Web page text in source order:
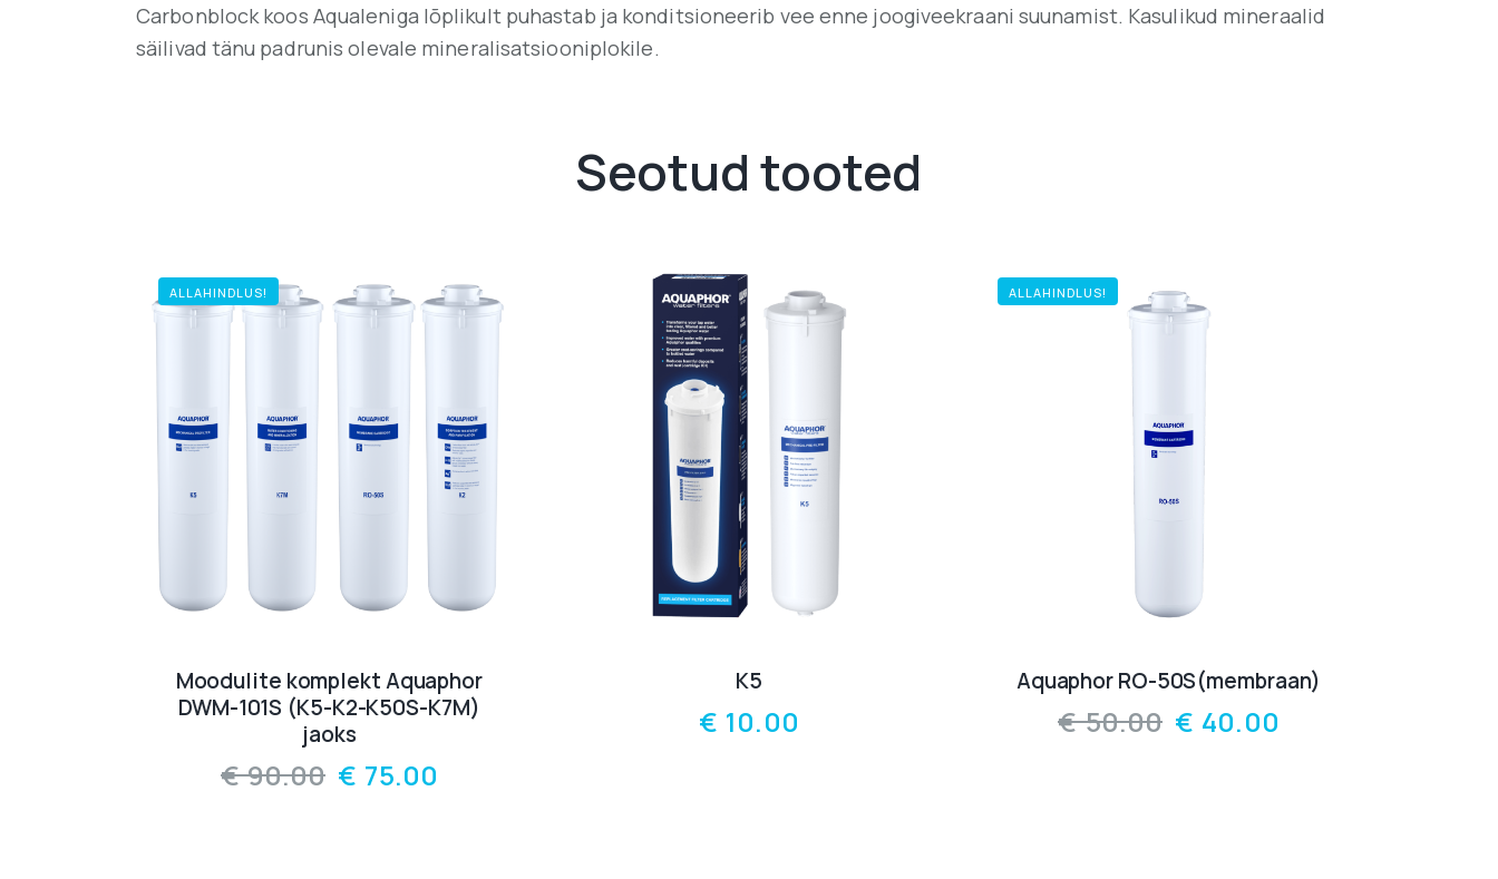
Carbonblock koos Aqualeniga lõplikult puhastab ja konditsioneerib vee enne joogiveekraani suunamist. Kasulikud mineraalid
säilivad tänu padrunis olevale mineralisatsiooniplokile.
Seotud tooted
ALLAHINDLUS!
Moodulite komplekt Aquaphor
DWM-101S (K5-K2-K50S-K7M)
jaoks
€90.00 € 75.00
К5
€ 10.00
ALLAHINDLUS!
Aquaphor RО-50S(membraan)
€50.00 € 40.00